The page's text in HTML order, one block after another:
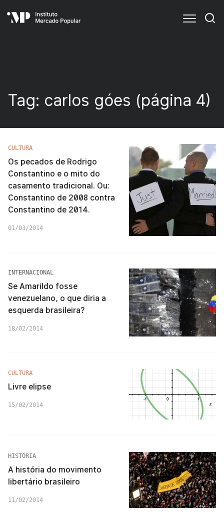
Tag: carlos góes (página 4)
CULTURA
Os pecados de Rodrigo
Constantino e o mito do
casamento tradicional. Ou:
Constantino de 2008 contra
Constantino de 2014.
01/03/2014
INTERNACIONAL
Se Amarildo fosse
venezuelano, o que diria a
esquerda brasileira?
18/02/2014
CULTURA
Livre elipse
15/02/2014
HISTÓRIA
A história do movimento
libertário brasileiro
11/02/2014